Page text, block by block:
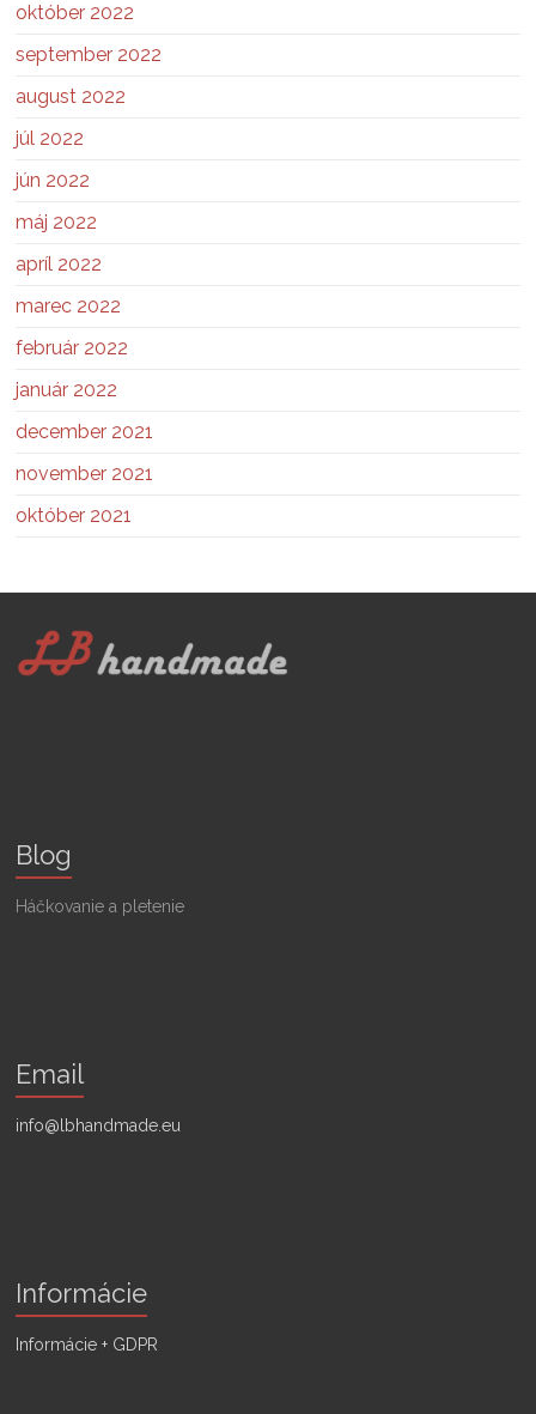
október 2022
september 2022
august 2022
júl 2022
jún 2022
máj 2022
apríl 2022
marec 2022
február 2022
január 2022
december 2021
november 2021
október 2021
Blog
Háčkovanie a pletenie
Email
info@lbhandmade.eu
Informácie
Informácie + GDPR